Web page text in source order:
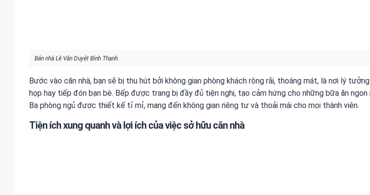
Bán nhà Lê Văn Duyệt Bình Thạnh
Bước vào căn nhà, bạn sẽ bị thu hút bởi không gian phòng khách rộng rãi, thoáng mát, là nơi lý
họp hay tiếp đón bạn bè. Bếp được trang bị đầy đủ tiện nghi, tạo cảm hứng cho những bữa ăn ngon
Ba phòng ngủ được thiết kế tỉ mỉ, mang đến không gian riêng tư và thoải mái cho mọi thành viên.
Tiện ích xung quanh và lợi ích của việc sở hữu căn nhà